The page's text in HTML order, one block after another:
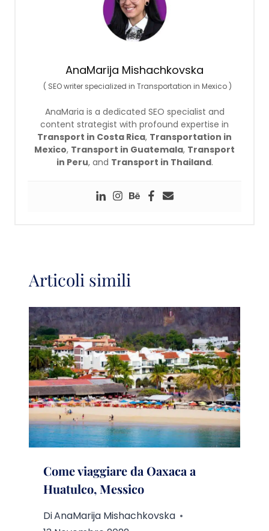
AnaMarija Mishachkovska
( SEO writer specialized in Transportation in Mexico )
AnaMaria is a dedicated SEO specialist and
content strategist with profound expertise in
Transport in Costa Rica, Transportation in
Mexico, Transport in Guatemala, Transport
in Peru, and Transport in Thailand.
Articoli simili
Come viaggiare da Oaxaca a
Huatulco, Messico
DiAnaMarija Mishachkovska